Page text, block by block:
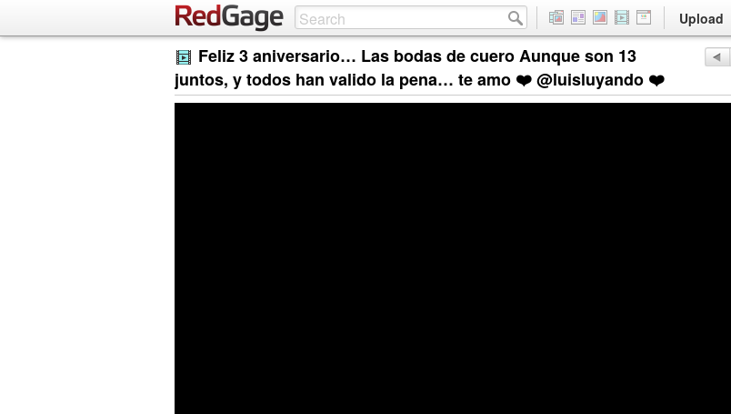
Upload
Feliz 3 aniversario… Las bodas de cuero Aunque son 13
juntos, y todos han valido la pena… te amo ❤️ @luisluyando ❤️